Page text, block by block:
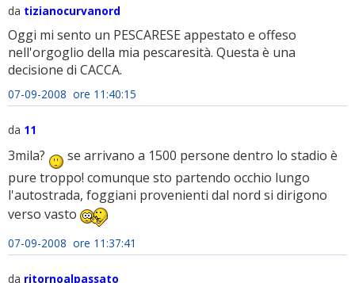
da tizianocurvanord
Oggi mi sento un PESCARESE appestato e offeso
nell'orgoglio della mia pescaresità. Questa è una
decisione di CACCA.
07-09-2008 ore 11:40:15
da 11
3mila?
se arrivano a 1500 persone dentro lo stadio è
pure troppo! comunque sto partendo occhio lungo
l'autostrada, foggiani provenienti dal nord si dirigono
verso vasto
07-09-2008 ore 11:37:41
da ritornoalpassato